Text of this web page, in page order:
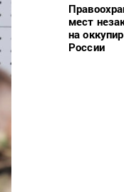
мест
на
России